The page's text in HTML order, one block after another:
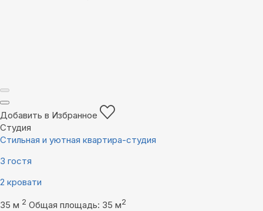
Добавить в Избранное
Студия
Стильная и уютная квартира-студия
3 гостя
2 кровати
35 м 2 Общая площадь: 35 м2